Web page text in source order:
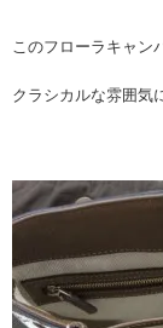
このフローラキャン
クラシカルな雰囲気